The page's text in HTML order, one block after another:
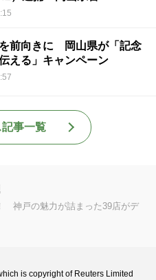
前向きに 岡山県が「記念
える」キャンペーン
事一覧
神戸の魅力が詰まった39店がデ
is copyright of Reuters Limited